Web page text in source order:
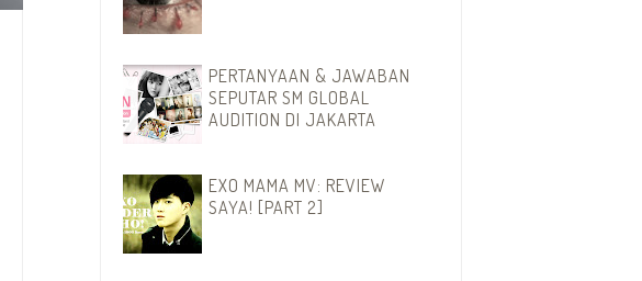
PERTANYAAN & JAWABAN
SEPUTAR SM GLOBAL
AUDITION DI JAKARTA
EXO MAMA MV: REVIEW
SAYA! [PART 2]